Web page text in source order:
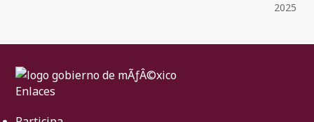
2025
Enlaces